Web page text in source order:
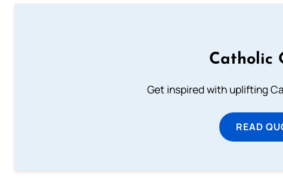
Catholic
Get inspired with uplifting
READ